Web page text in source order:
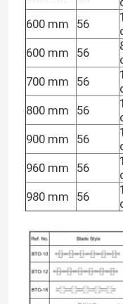
Casa
Prodotti
Video
Chi siamo
600 mm
56
600 mm
56
700 mm
56
800 mm
56
900 mm
56
960 mm
56
980 mm
56